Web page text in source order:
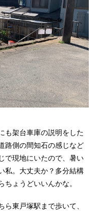
も架台車庫の説明をした
路側の間知石の感じなど
で現地にいたので、暑い
私。大丈夫か？多分結構
ょうどいいんかな。
東戸塚駅まで歩いて、